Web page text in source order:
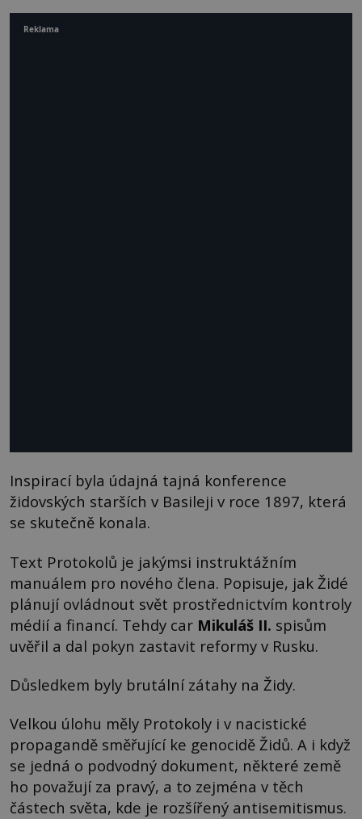
Inspirací byla údajná tajná konference
židovských starších v Basileji v roce 1897, která
se skutečně konala.
Text Protokolů je jakýmsi instruktážním
manuálem pro nového člena. Popisuje, jak Židé
plánují ovládnout svět prostřednictvím kontroly
médií a financí. Tehdy car Mikuláš II. spisům
uvěřil a dal pokyn zastavit reformy v Rusku.
Důsledkem byly brutální zátahy na Židy.
Velkou úlohu měly Protokoly i v nacistické
propagandě směřující ke genocidě Židů. A i když
se jedná o podvodný dokument, některé země
ho považují za pravý, a to zejména v těch
částech světa, kde je rozšířený antisemitismus.
Reklama